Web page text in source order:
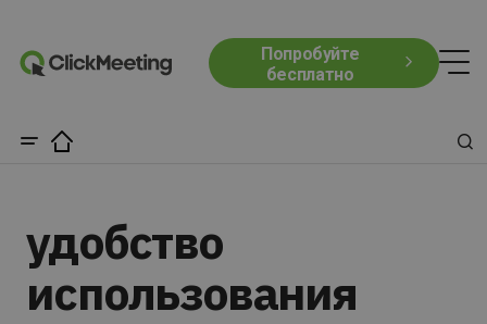
Попробуйте
бесплатно
удобство
использования